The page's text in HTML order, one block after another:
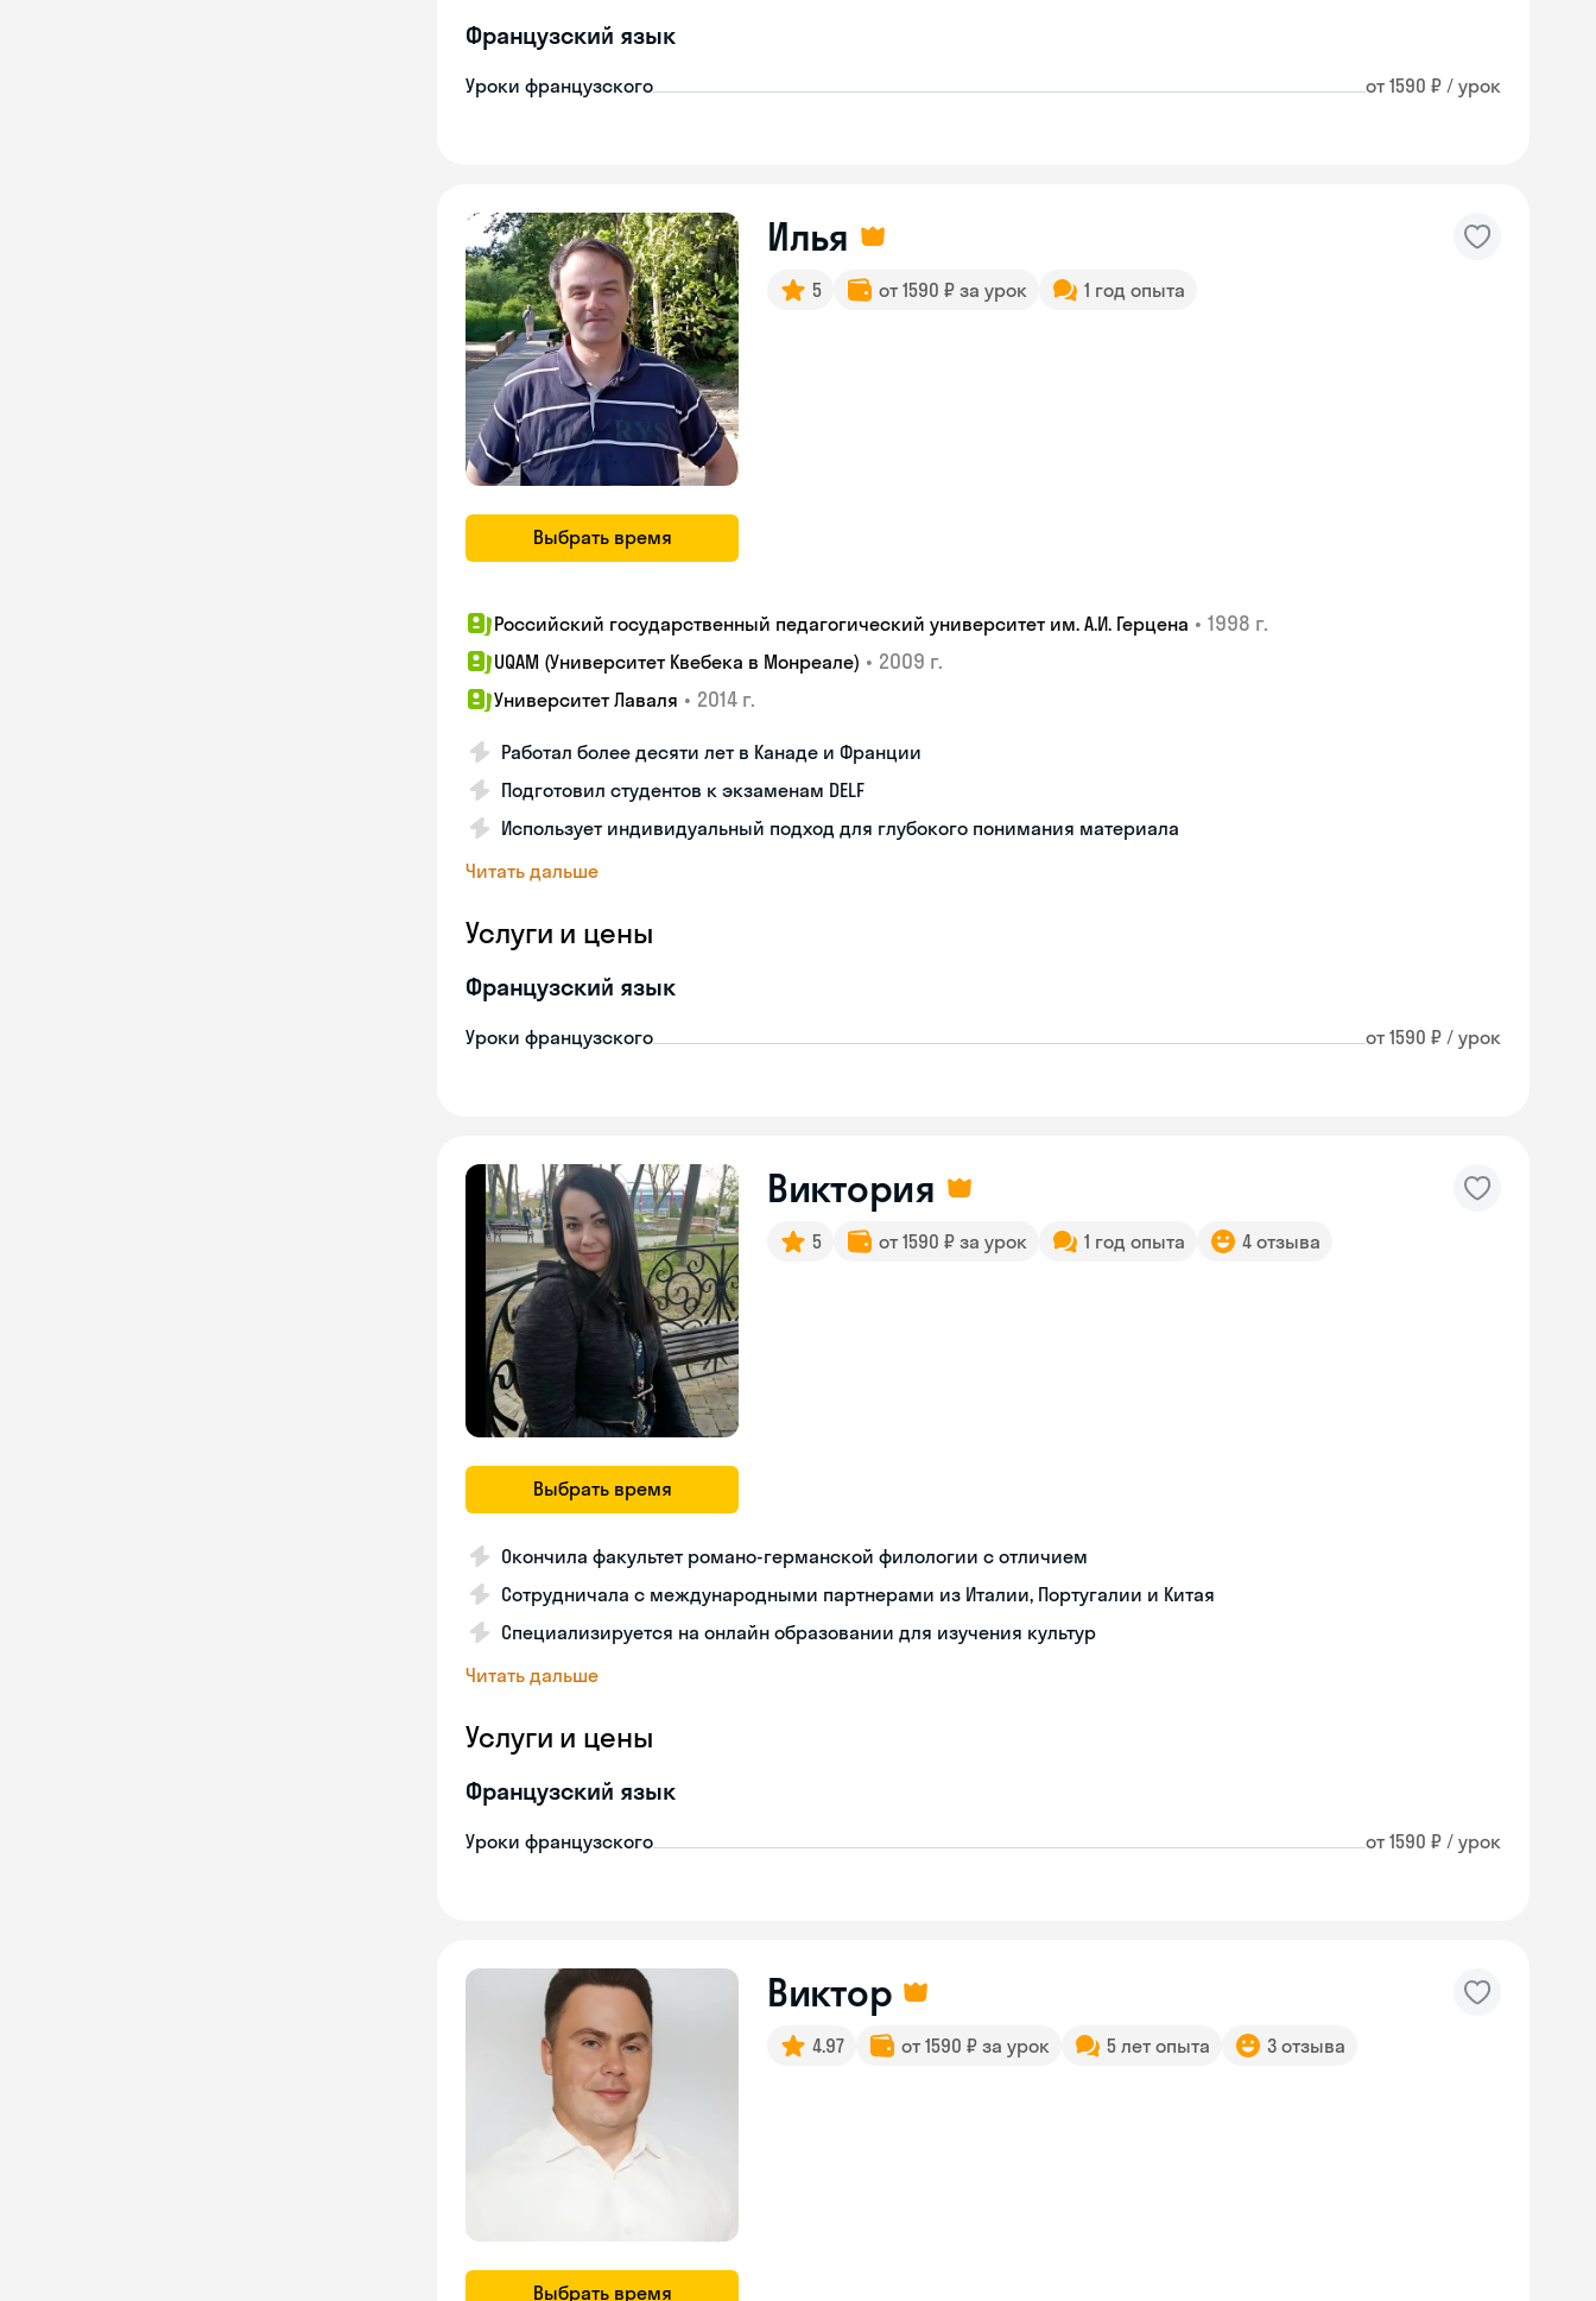
Французский язык
Уроки французского от 1590 ₽ / урок
Выбрать время
Илья
5 от 1590 ₽ за урок 1 год опыта
Российский государственный педагогический университет им. А.И. Герцена • 1998 г.
UQAM (Университет Квебека в Монреале) • 2009 г.
Университет Лаваля • 2014 г.
Работал более десяти лет в Канаде и Франции
Подготовил студентов к экзаменам DELF
Использует индивидуальный подход для глубокого понимания материала
Читать дальше
Услуги и цены
Французский язык
Уроки французского от 1590 ₽ / урок
Выбрать время
Виктория
5 от 1590 ₽ за урок 1 год опыта 4 отзыва
Окончила факультет романо-германской филологии с отличием
Сотрудничала с международными партнерами из Италии, Португалии и Китая
Специализируется на онлайн образовании для изучения культур
Читать дальше
Услуги и цены
Французский язык
Уроки французского от 1590 ₽ / урок
Выбрать время
Виктор
4.97 от 1590 ₽ за урок 5 лет опыта 3 отзыва